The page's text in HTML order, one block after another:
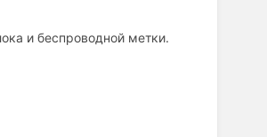
и беспроводной метки.